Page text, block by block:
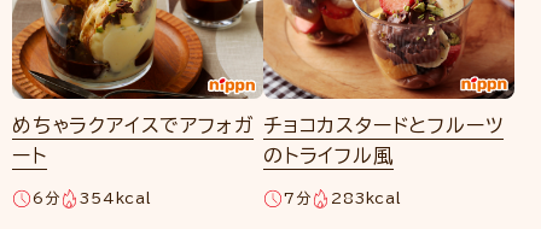
めちゃラクアイスでアフォガ
ート
6分 354kcal
チョコカスタードとフルーツ
のトライフル風
7分 283kcal